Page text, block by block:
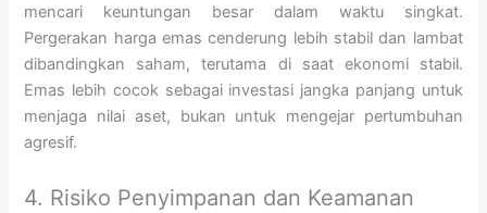
mencari keuntungan besar dalam waktu singkat.
Pergerakan harga emas cenderung lebih stabil dan lambat
dibandingkan saham, terutama di saat ekonomi stabil.
Emas lebih cocok sebagai investasi jangka panjang untuk
menjaga nilai aset, bukan untuk mengejar pertumbuhan
agresif.
4. Risiko Penyimpanan dan Keamanan